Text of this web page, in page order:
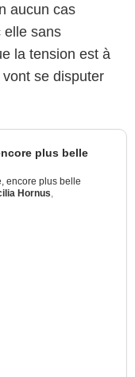
aucun cas
elle sans
la tension est à
se disputer
plus belle
encore plus belle
Hornus